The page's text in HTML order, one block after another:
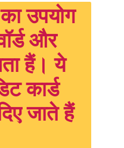
उपयोग
और
हैं। ये
कार्ड
जाते हैं